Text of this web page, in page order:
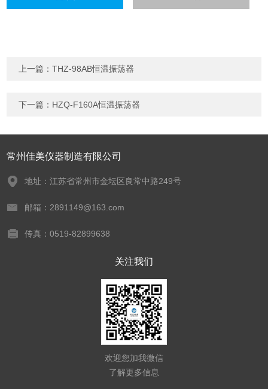
上一篇：THZ-98AB恒温振荡器
下一篇： HZQ-F160A恒温振荡器
常州佳美仪器制造有限公司
地址：江苏省常州市金坛区良常中路249号
邮箱：2891149@163.com
传真：0519-82899638
关注我们
欢迎您加我微信
了解更多信息